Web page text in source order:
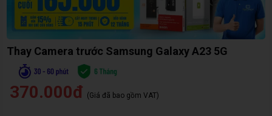
Thay Camera trước Samsung Galaxy A23 5G
370.000đ (Giá đã bao gồm VAT)